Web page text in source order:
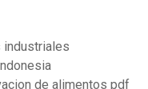
industriales
de alimentos pdf